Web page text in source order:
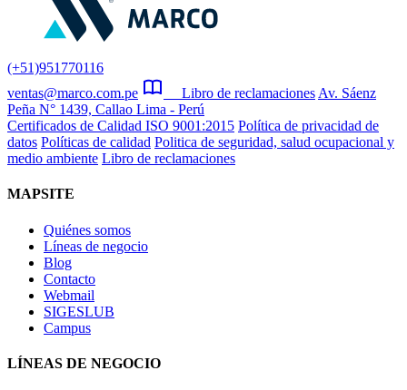
(+51)951770116
ventas@marco.com.pe
Libro de reclamaciones Av. Sáenz
Peña N° 1439, Callao Lima - Perú
Certificados de Calidad ISO 9001:2015 Política de privacidad de
datos Políticas de calidad Politica de seguridad, salud ocupacional y
medio ambiente Libro de reclamaciones
MAPSITE
Quiénes somos
Líneas de negocio
Blog
Contacto
Webmail
SIGESLUB
Campus
LÍNEAS DE NEGOCIO